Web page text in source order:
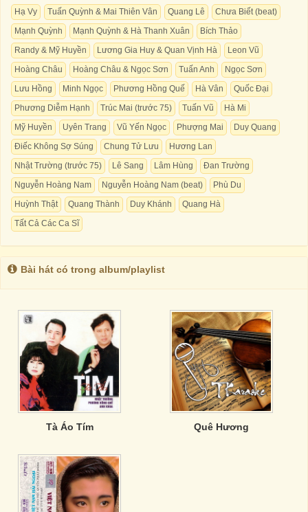
Hạ Vy Tuấn Quỳnh & Mai Thiên Vân Quang Lê
Chưa Biết (beat)
Mạnh Quỳnh
Mạnh Quỳnh & Hà Thanh Xuân
Bích Thảo
Randy & Mỹ Huyền
Lương Gia Huy & Quan Vịnh Hà
Leon Vũ
Hoàng Châu
Hoàng Châu & Ngọc Sơn Tuấn Anh
Ngọc Sơn
Lưu Hồng
Minh Ngọc Phương Hồng Quế Hà Vân
Quốc Đại
Phương Diễm Hạnh
Trúc Mai (trước 75) Tuấn Vũ
Hà Mi
Mỹ Huyền
Uyên Trang Vũ Yến Ngọc Phượng Mai
Duy Quang
Điếc Không Sợ Súng
Chung Tử Lưu
Hương Lan
Nhật Trường (trước 75)
Lê Sang Lâm Hùng
Đan Trường
Nguyễn Hoàng Nam
Nguyễn Hoàng Nam (beat)
Phù Du
Huỳnh Thật
Quang Thành Duy Khánh
Quang Hà
Tất Cả Các Ca Sĩ
Bài hát có trong album/playlist
Tà Áo Tím Quê Hương